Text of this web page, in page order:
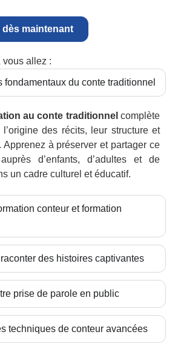
dès maintenant
vous allez :
fondamentaux du conte traditionnel
au conte traditionnel complète
l’origine des récits, leur structure et
Apprenez à préserver et partager ce
d’enfants, d’adultes et de
un cadre culturel et éducatif.
conteur et formation
des histoires captivantes
prise de parole en public
techniques de conteur avancées